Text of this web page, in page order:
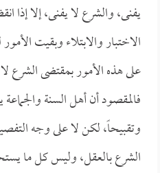
يفنى، والشرع لا يفنى، إلا إذا
الاختبار والابتلاء وبقيت
على هذه الأمور بمقتضى الشرع
فالمقصود أن أهل السنة
وتقبيحاً، لكن لا على وجه
الشرع بالعقل، وليس كل ما